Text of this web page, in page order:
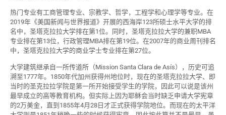
热门专业有工商管理专业、宗教学、哲学，工程学和心理学等专业。在
2019年《美国新闻与世界报道》开展的西海岸123所硕士水平大学的排
名中，圣塔克拉拉大学排在第1位。同时，圣塔克拉拉大学的兼职MBA
专业排在第13位，行政管理MBA排在第19位。在2007年的商业周刊排名
中，圣塔克拉拉大学的商业学士专业排在第27位。
大学建筑继承自一所传道所（Mission Santa Clara de Asís），历史可追
溯至1777年。1850年代加州获得州地位时，现在的圣塔克拉拉大学、即
当时的圣克拉拉学院是第一所开始接受学生的学院，因此可以说是该州
最早成立的高等教育机构。但实际上因为耶稣会当时缺乏申请大学宪章
的2万美金，直到1855年4月28日才正式获得学院地位。而现在的太平洋